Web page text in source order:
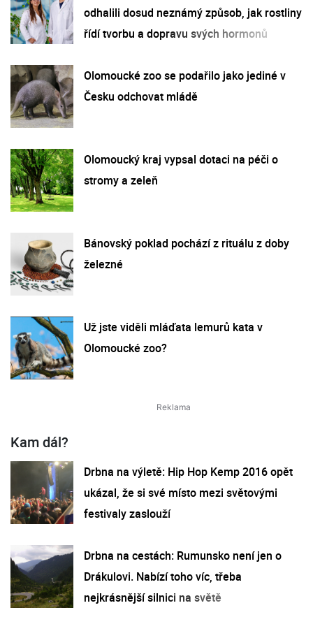
odhalili dosud neznámý způsob, jak rostliny
řídí tvorbu a dopravu svých hormonů
Olomoucké zoo se podařilo jako jediné v
Česku odchovat mládě
Olomoucký kraj vypsal dotaci na péči o
stromy a zeleň
Bánovský poklad pochází z rituálu z doby
železné
Už jste viděli mláďata lemurů kata v
Olomoucké zoo?
Kam dál?
Drbna na výletě: Hip Hop Kemp 2016 opět
ukázal, že si své místo mezi světovými
festivaly zaslouží
Drbna na cestách: Rumunsko není jen o
Drákulovi. Nabízí toho víc, třeba
nejkrásnější silnici na světě